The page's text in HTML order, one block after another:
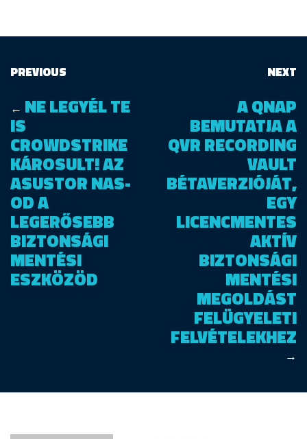
PREVIOUS
← NE LEGYÉL TE
IS
CROWDSTRIKE
KÁROSULT! AZ
ASUSTOR NAS-
OD A
LEGERŐSEBB
BIZTONSÁGI
MENTÉSI
ESZKÖZÖD
NEXT
A QNAP
BEMUTATJA A
QVR RECORDING
VAULT
BÉTAVERZIÓJÁT,
EGY
LICENCMENTES
AKTÍV
BIZTONSÁGI
MENTÉSI
MEGOLDÁST
FELÜGYELETI
FELVÉTELEKHEZ
→